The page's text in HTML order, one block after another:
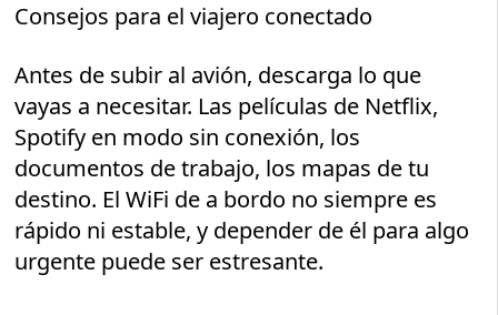
Consejos para el viajero conectado
Antes de subir al avión, descarga lo que
vayas a necesitar. Las películas de Netflix,
Spotify en modo sin conexión, los
documentos de trabajo, los mapas de tu
destino. El WiFi de a bordo no siempre es
rápido ni estable, y depender de él para algo
urgente puede ser estresante.